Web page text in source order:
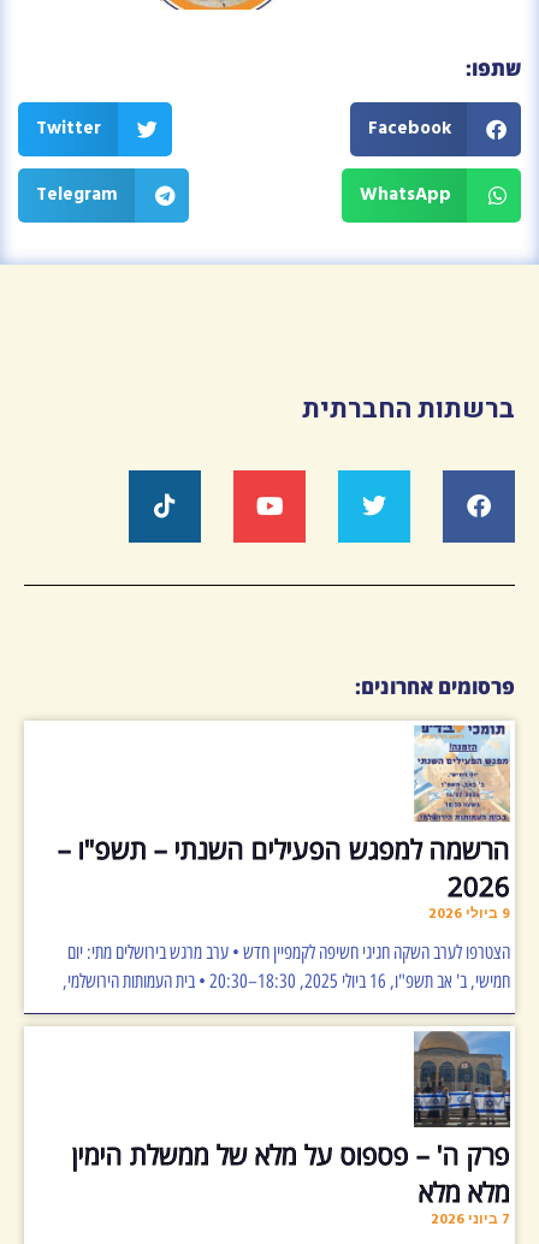
שתפו:
Facebook
Twitter
WhatsApp
Telegram
ברשתות החברתית
פרסומים אחרונים:
הרשמה למפגש הפעילים השנתי – תשפ"ו –
2026
9 ביולי 2026
הצטרפו לערב השקה חגיגי חשיפה לקמפיין חדש • ערב מרגש בירושלים מתי: יום
חמישי, ב' אב תשפ"ו, 16 ביולי 2025, 18:30–20:30 • בית העמותות הירושלמי,
פרק ה' – פספוס על מלא של ממשלת הימין
מלא מלא
7 ביוני 2026